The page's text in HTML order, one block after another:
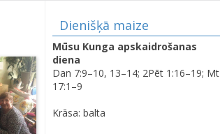
Dienišķā maize
Mūsu Kunga apskaidrošanas
diena
Dan 7:9–10, 13–14; 2Pēt 1:16–19; Mt
17:1–9
Krāsa: balta